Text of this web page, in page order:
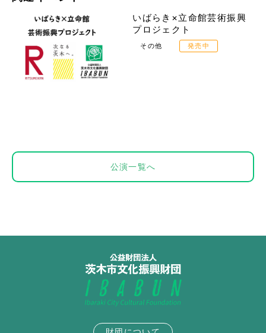
いばらき×立命館芸術振興
プロジェクト
その他 発売中
公演一覧へ